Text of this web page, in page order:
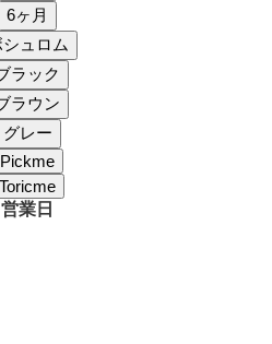
営業日